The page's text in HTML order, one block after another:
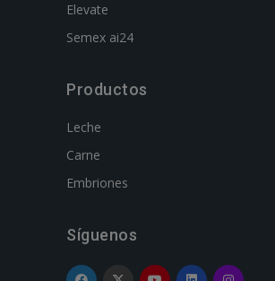
Elevate
Semex ai24
Productos
Leche
Carne
Embriones
Síguenos